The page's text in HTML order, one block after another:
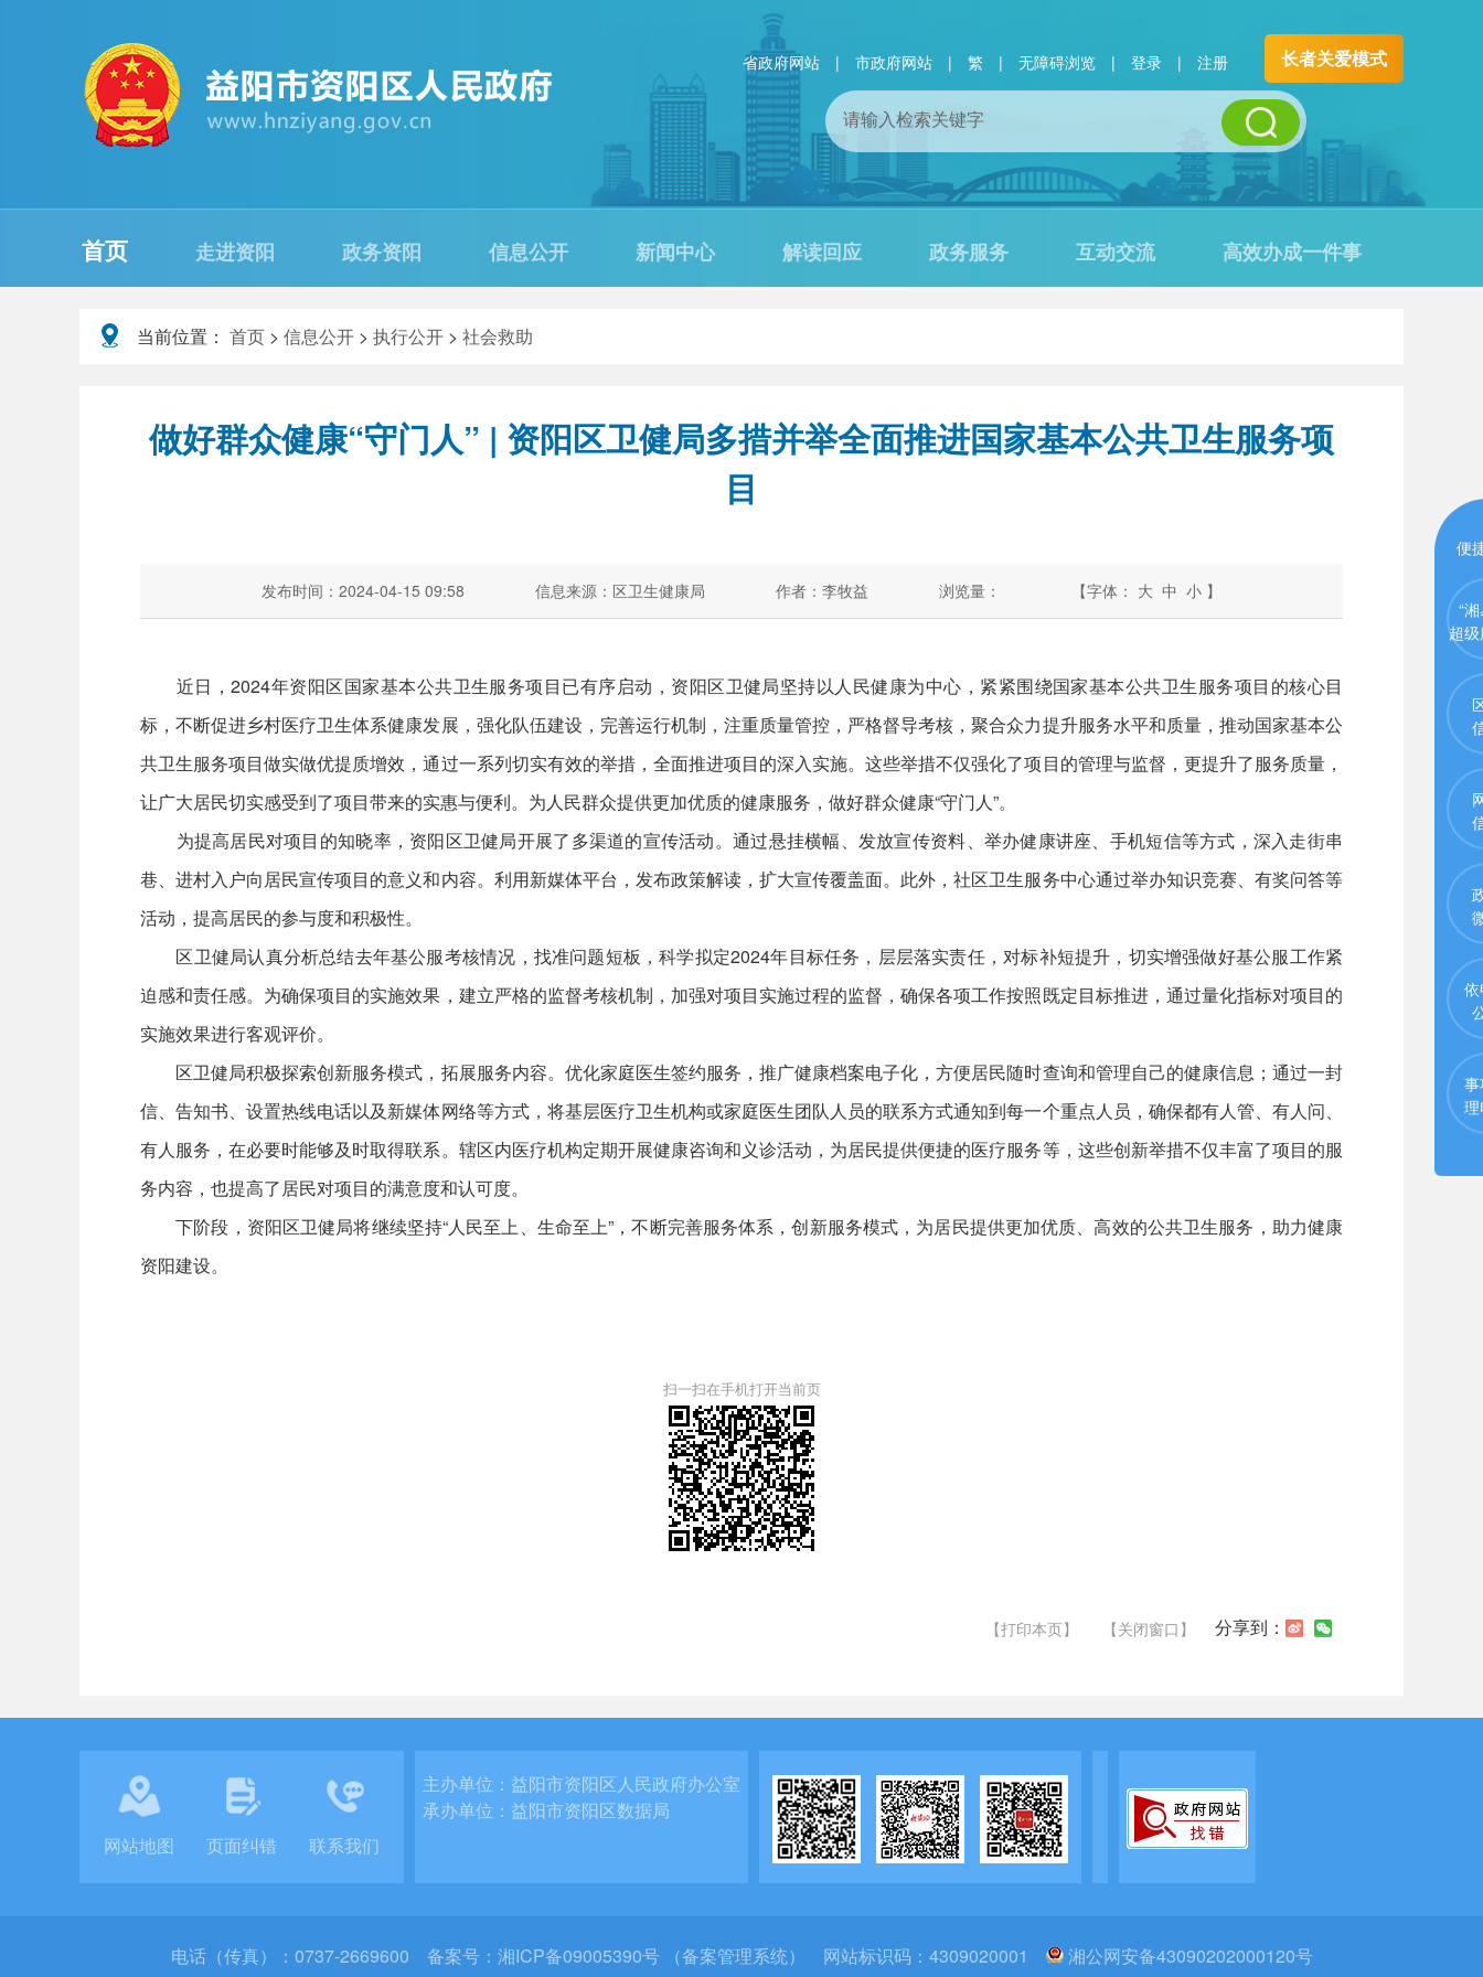
省政府网站 | 市政府网站 | 繁 | 无障碍浏览 | 登录 | 注册 长者关爱模式
首页 走进资阳 政务资阳 信息公开 新闻中心 解读回应 政务服务 互动交流 高效办成一件事
当前位置： 首页 > 信息公开 > 执行公开 > 社会救助
做好群众健康“守门人” | 资阳区卫健局多措并举全面推进国家基本公共卫生服务项
目
发布时间：2024-04-15 09:58 信息来源：区卫生健康局 作者：李牧益 浏览量： 【字体： 大 中 小 】
近日，2024年资阳区国家基本公共卫生服务项目已有序启动，资阳区卫健局坚持以人民健康为中心，紧紧围绕国家基本公共卫生服务项目的核心目
标，不断促进乡村医疗卫生体系健康发展，强化队伍建设，完善运行机制，注重质量管控，严格督导考核，聚合众力提升服务水平和质量，推动国家基本公
共卫生服务项目做实做优提质增效，通过一系列切实有效的举措，全面推进项目的深入实施。这些举措不仅强化了项目的管理与监督，更提升了服务质量，
让广大居民切实感受到了项目带来的实惠与便利。为人民群众提供更加优质的健康服务，做好群众健康“守门人”。
为提高居民对项目的知晓率，资阳区卫健局开展了多渠道的宣传活动。通过悬挂横幅、发放宣传资料、举办健康讲座、手机短信等方式，深入走街串
巷、进村入户向居民宣传项目的意义和内容。利用新媒体平台，发布政策解读，扩大宣传覆盖面。此外，社区卫生服务中心通过举办知识竞赛、有奖问答等
活动，提高居民的参与度和积极性。
区卫健局认真分析总结去年基公服考核情况，找准问题短板，科学拟定2024年目标任务，层层落实责任，对标补短提升，切实增强做好基公服工作紧
迫感和责任感。为确保项目的实施效果，建立严格的监督考核机制，加强对项目实施过程的监督，确保各项工作按照既定目标推进，通过量化指标对项目的
实施效果进行客观评价。
区卫健局积极探索创新服务模式，拓展服务内容。优化家庭医生签约服务，推广健康档案电子化，方便居民随时查询和管理自己的健康信息；通过一封
信、告知书、设置热线电话以及新媒体网络等方式，将基层医疗卫生机构或家庭医生团队人员的联系方式通知到每一个重点人员，确保都有人管、有人问、
有人服务，在必要时能够及时取得联系。辖区内医疗机构定期开展健康咨询和义诊活动，为居民提供便捷的医疗服务等，这些创新举措不仅丰富了项目的服
务内容，也提高了居民对项目的满意度和认可度。
下阶段，资阳区卫健局将继续坚持“人民至上、生命至上”，不断完善服务体系，创新服务模式，为居民提供更加优质、高效的公共卫生服务，助力健康
资阳建设。
扫一扫在手机打开当前页
【打印本页】 【关闭窗口】 分享到：
便
“
超
网站地图 页面纠错 联系我们
主办单位：益阳市资阳区人民政府办公室
承办单位：益阳市资阳区数据局
电话（传真）：0737-2669600 备案号： 湘ICP备09005390号 （备案管理系统） 网站标识码：4309020001 湘公网安备43090202000120号